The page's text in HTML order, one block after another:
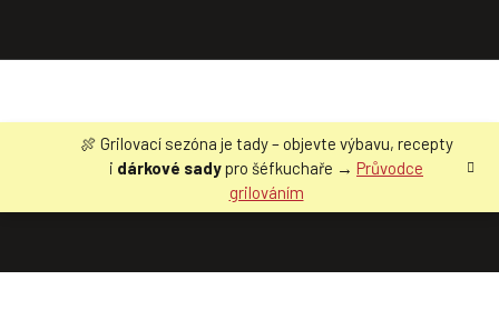
🍖 Grilovací sezóna je tady – objevte výbavu, recepty
i dárkové sadypro šéfkuchaře → Průvodce
grilováním